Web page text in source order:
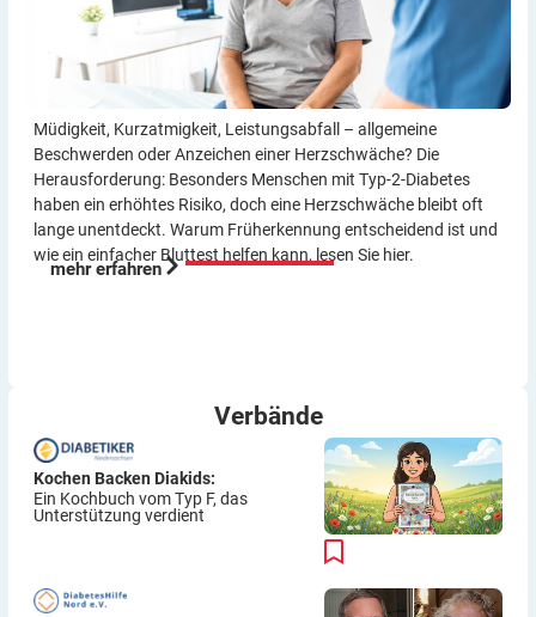
Müdigkeit, Kurzatmigkeit, Leistungsabfall – allgemeine
Beschwerden oder Anzeichen einer Herzschwäche? Die
Herausforderung: Besonders Menschen mit Typ-2-Diabetes
haben ein erhöhtes Risiko, doch eine Herzschwäche bleibt oft
lange unentdeckt. Warum Früherkennung entscheidend ist und
wie ein einfacher Bluttest helfen kann, lesen Sie hier.
mehr erfahren
Verbände
Kochen Backen Diakids:
Ein Kochbuch vom Typ F, das
Unterstützung verdient